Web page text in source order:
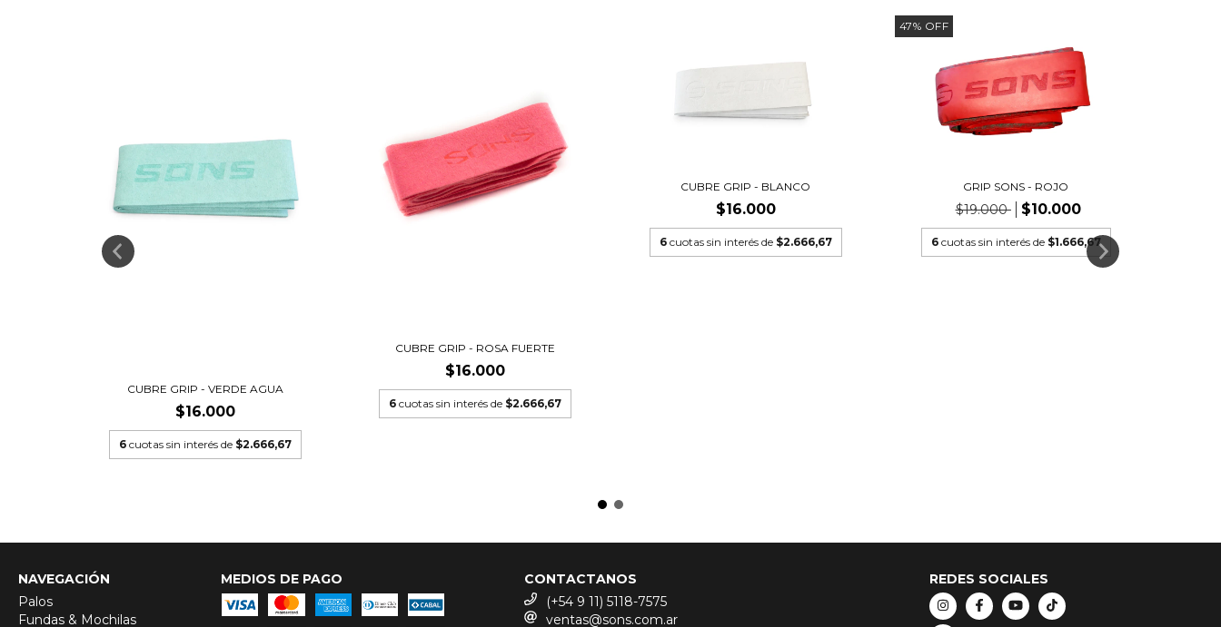
CUBRE GRIP - VERDE AGUA
$16.000
6 cuotas sin interés de $2.666,67
CUBRE GRIP - ROSA FUERTE
$16.000
6 cuotas sin interés de $2.666,67
CUBRE GRIP - BLANCO
$16.000
6 cuotas sin interés de $2.666,67
47% OFF
GRIP SONS - ROJO
$19.000 $10.000
6 cuotas sin interés de $1.666,67
NAVEGACIÓN
Palos
Fundas & Mochilas
MEDIOS DE PAGO
CONTACTANOS
(+54 9 11) 5118-7575
ventas@sons.com.ar
REDES SOCIALES